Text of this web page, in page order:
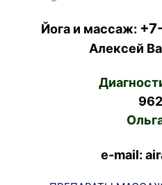
Йога и массаж:
Алексей
e-mail: